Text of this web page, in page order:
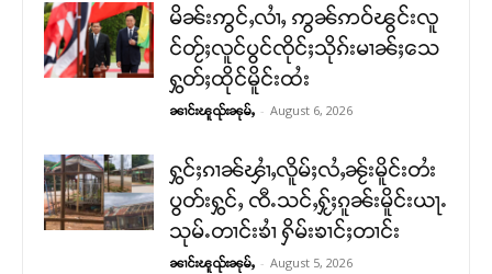
မိၼ်းဢွင်ႇလၢႆႇ ဢွၼ်ဢဝ်ၽွင်းလူ
င်တႂ်ႈလူင်ပွင်ၸိုင်ႈသိုၵ်းမၢၼ်ႈသေ
ႁွတ်ႈထိုင်မိူင်းထႆး
ၼၢင်းၽူၺ်းၼုမ်ႇ - August 6, 2026
ႁွင်ႈၵၢၼ်ၾၢႆႇလိူမ်ႈလႆႇၼႂ်းမိူင်းတႆး
ပွတ်းႁွင်ႇ ၸီႉသင်ႇႁႂ်ႈၵူၼ်းမိူင်းယႃႉ
သုမ်ႉတၢင်းၶၢႆ ႁိမ်းၶၢင်ႈတၢင်း
ၼၢင်းၽူၺ်းၼုမ်ႇ - August 5, 2026